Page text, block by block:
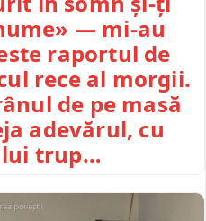
— mi-au
raportul de
rece al morgii.
de pe masă
adevărul, cu
trup…